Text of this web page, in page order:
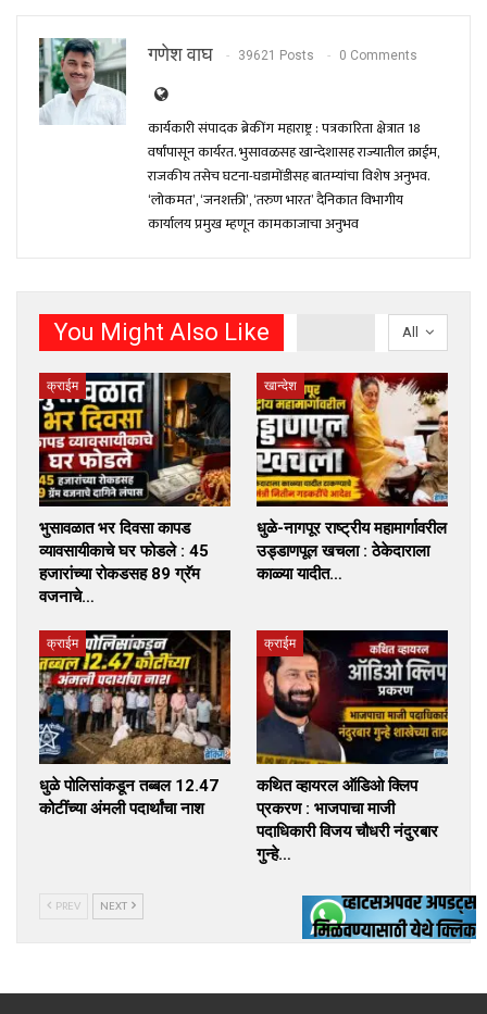
गणेश वाघ 39621 Posts 0 Comments
कार्यकारी संपादक ब्रेकींग महाराष्ट्र : पत्रकारिता क्षेत्रात 18
वर्षांपासून कार्यरत. भुसावळसह खान्देशासह राज्यातील क्राईम,
राजकीय तसेच घटना-घडामोंडीसह बातम्यांचा विशेष अनुभव.
‘लोकमत’, ‘जनशक्ती’, ‘तरुण भारत’ दैनिकात विभागीय
कार्यालय प्रमुख म्हणून कामकाजाचा अनुभव
All
You Might Also Like
क्राईम
भुसावळात भर दिवसा कापड
व्यावसायीकाचे घर फोडले : 45
हजारांच्या रोकडसह 89 ग्रॅम
वजनाचे…
खान्देश
धुळे-नागपूर राष्ट्रीय महामार्गावरील
उड्डाणपूल खचला : ठेकेदाराला
काळ्या यादीत…
क्राईम
धुळे पोलिसांकडून तब्बल 12.47
कोटींच्या अंमली पदार्थांचा नाश
क्राईम
कथित व्हायरल ऑडिओ क्लिप
प्रकरण : भाजपाचा माजी
पदाधिकारी विजय चौधरी नंदुरबार
गुन्हे…
PREV NEXT